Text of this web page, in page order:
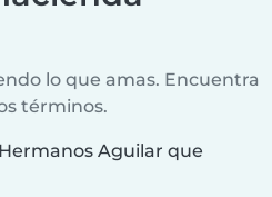
lo que amas. Encuentra
términos.
Aguilar que